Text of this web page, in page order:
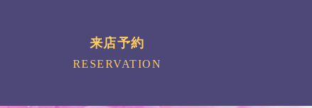
来店予約
RESERVATION